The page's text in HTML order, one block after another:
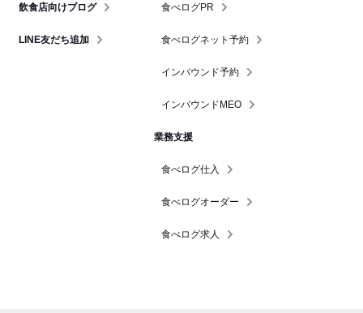
飲食店向けブログ
LINE友だち追加
食べログPR
食べログネット予約
インバウンド予約
インバウンドMEO
業務支援
食べログ仕入
食べログオーダー
食べログ求人